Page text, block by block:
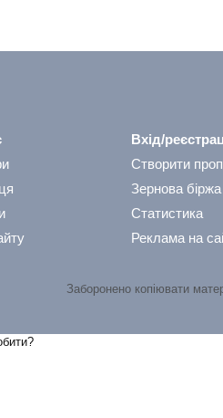
Вхід/
Створити
Зернова біржа
Статистика
Реклама на
Заборонено копіювати